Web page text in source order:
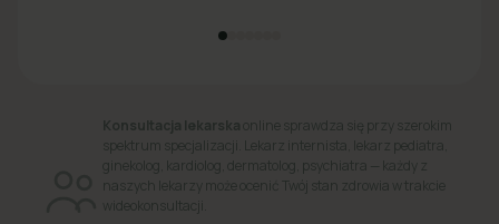
Konsultacja lekarskaonline sprawdza się przy szerokim
spektrum specjalizacji. Lekarz internista, lekarz pediatra,
ginekolog, kardiolog, dermatolog, psychiatra — każdy z
naszych lekarzy może ocenić Twój stan zdrowia w trakcie
wideokonsultacji.